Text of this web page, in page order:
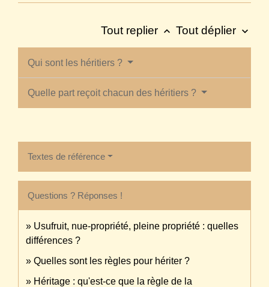
Tout replier keyboard_arrow_up Tout déplier keyboard_arrow_down
Qui sont les héritiers ?
Quelle part reçoit chacun des héritiers ?
Textes de référence
Questions ? Réponses !
Usufruit, nue-propriété, pleine propriété : quelles
différences ?
Quelles sont les règles pour hériter ?
Héritage : qu'est-ce que la règle de la